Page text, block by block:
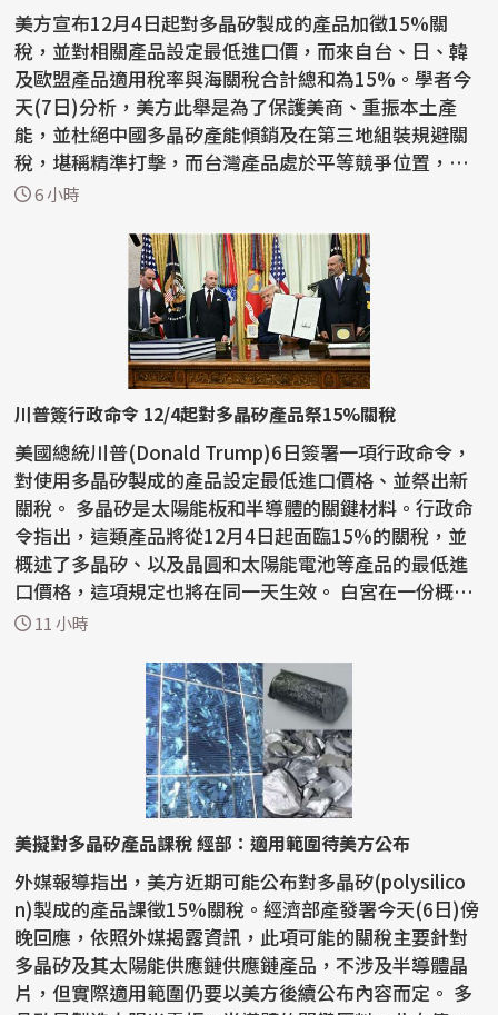
美方宣布12月4日起對多晶矽製成的產品加徵15%關
稅，並對相關產品設定最低進口價，而來自台、日、韓
及歐盟產品適用稅率與海關稅合計總和為15%。學者今
天(7日)分析，美方此舉是為了保護美商、重振本土產
能，並杜絕中國多晶矽產能傾銷及在第三地組裝規避關
稅，堪稱精準打擊，而台灣產品處於平等競爭位置，對
台廠影響有限，...
6 小時
川普簽行政命令 12/4起對多晶矽產品祭15%關稅
美國總統川普(Donald Trump)6日簽署一項行政命令，
對使用多晶矽製成的產品設定最低進口價格、並祭出新
關稅。 多晶矽是太陽能板和半導體的關鍵材料。行政命
令指出，這類產品將從12月4日起面臨15%的關稅，並
概述了多晶矽、以及晶圓和太陽能電池等產品的最低進
口價格，這項規定也將在同一天生效。 白宮在一份概要
說明...
11 小時
美擬對多晶矽產品課稅 經部：適用範圍待美方公布
外媒報導指出，美方近期可能公布對多晶矽(polysilico
n)製成的產品課徵15%關稅。經濟部產發署今天(6日)傍
晚回應，依照外媒揭露資訊，此項可能的關稅主要針對
多晶矽及其太陽能供應鏈供應鏈產品，不涉及半導體晶
片，但實際適用範圍仍要以美方後續公布內容而定。 多